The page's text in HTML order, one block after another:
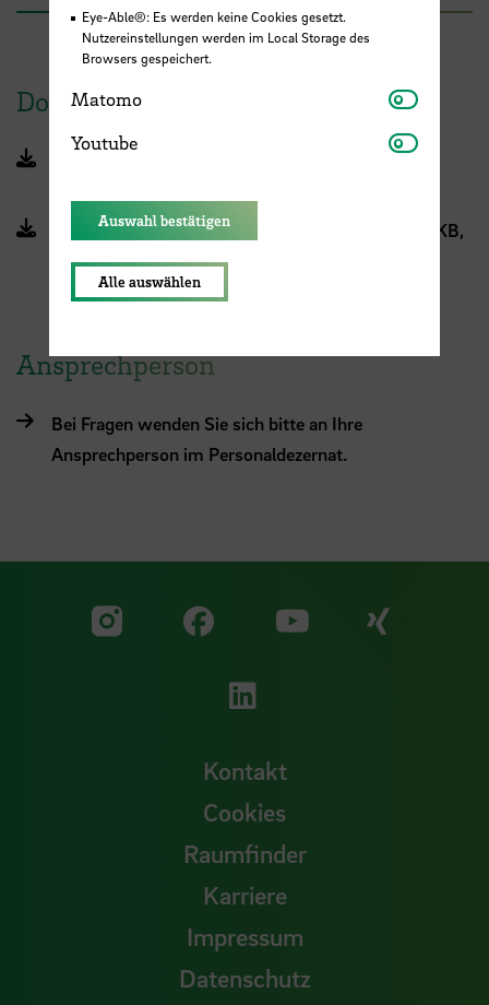
Dokumente
Antragsformular (DOCX, 34 KB, Datei ist nicht
Bremische Fahrradvorschussrichtlinie (PDF, 290 KB,
Datei ist nicht barrierefrei)
Ansprechperson
Bei Fragen wenden Sie sich bitte an Ihre
Ansprechperson im Personaldezernat.
Zu unserer Facebook
Zu
Zu unserer
Kontakt
Cookies
Raumfinder
Karriere
Impressum
Datenschutz
Eye-Able®: Es werden keine Cookies gesetzt.
Nutzereinstellungen werden im Local Storage des
Browsers gespeichert.
Matomo Matomo
Youtube Youtube
Auswahl bestätigen
Alle auswählen